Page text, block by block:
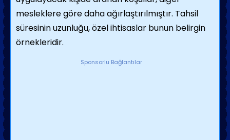
mesleklere göre daha ağırlaştırılmıştır. Tahsil
süresinin uzunluğu, özel ihtisaslar bunun belirgin
örnekleridir.
Sponsorlu Bağlantılar